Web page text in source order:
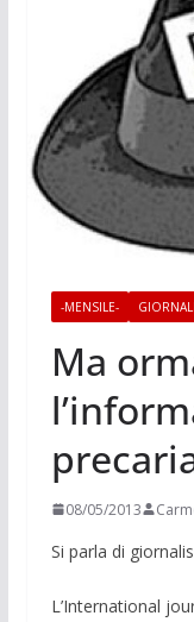
-MENSILE-
Ma
08/05/2013
Si parla di
L’International